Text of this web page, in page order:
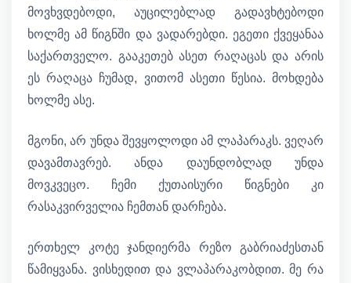
მოვხვდებოდი, აუცილებლად გადავხტებოდი
ხოლმე ამ წიგნში და ვადარებდი. ეგეთი ქვეყანაა
საქართველო. გააკეთებ ასეთ რაღაცას და არის
ეს რაღაცა ჩუმად, ვითომ ასეთი წესია. მოხდება
ხოლმე ასე.
მგონი, არ უნდა შევყოლოდი ამ ლაპარაკს. ვეღარ
დავამთავრებ. ანდა დაუნდობლად უნდა
მოვკვეცო. ჩემი ქუთაისური წიგნები კი
რასაკვირველია ჩემთან დარჩება.
ერთხელ კოტე ჯანდიერმა რეზო გაბრიაძესთან
წამიყვანა. ვისხედით და ვლაპარაკობდით. მე რა